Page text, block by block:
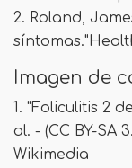
2. Roland,
Imagen de
1. "Foliculitis 2
al. - (CC BY-SA
Wikimedia